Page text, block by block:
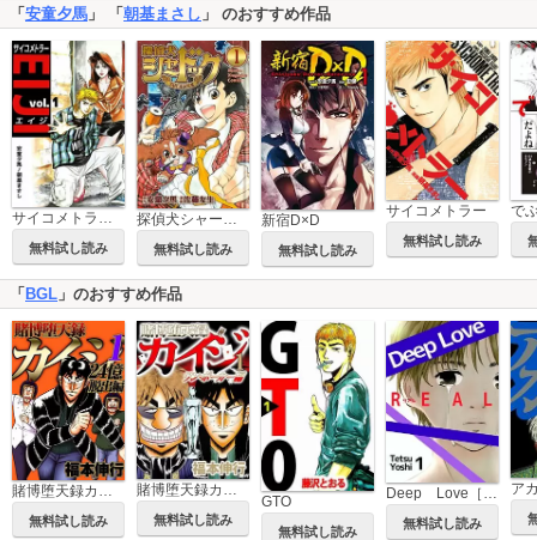
「 安童夕馬 」 「 朝基まさし 」 のおすすめ作品
サイコメトラーEIJI
無料試し読み
探偵犬シャードック
無料試し読み
新宿D×D
無料試し読み
サイコメトラー
無料試し読み
で
「BGL 」のおすすめ作品
無料試し読み
賭博堕天録カイジ ワン・ポーカー編
無料試し読み
GTO
無料試し読み
Deep Love［REAL]
無料試し読み
ア